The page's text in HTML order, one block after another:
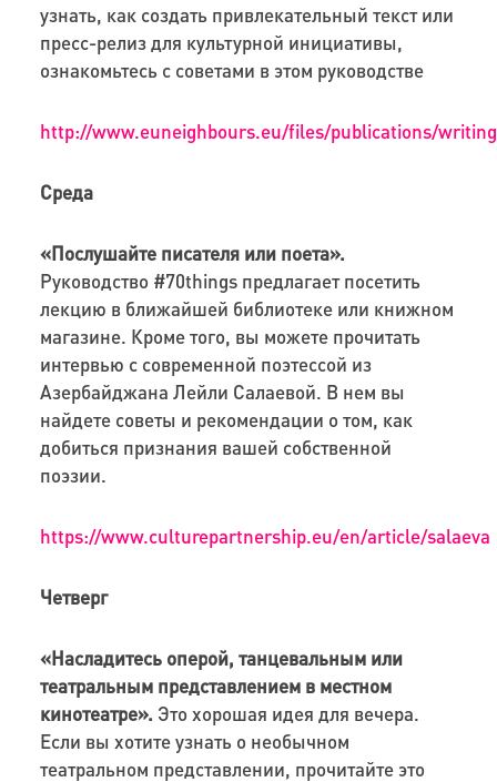
узнать, как создать привлекательный текст или
пресс-релиз для культурной инициативы,
ознакомьтесь с советами в этом руководстве
http://www.euneighbours.eu/files/publications/
Среда
«Послушайте писателя или поета».
Руководство #70things предлагает посетить
лекцию в ближайшей библиотеке или книжном
магазине. Кроме того, вы можете прочитать
интервью с современной поэтессой из
Азербайджана Лейли Салаевой. В нем вы
найдете советы и рекомендации о том, как
добиться признания вашей собственной
поэзии.
https://www.culturepartnership.eu/en/article/salaeva
Четверг
«Насладитесь оперой, танцевальным или
театральным представлением в местном
кинотеатре». Это хорошая идея для вечера.
Если вы хотите узнать о необычном
театральном представлении, прочитайте это